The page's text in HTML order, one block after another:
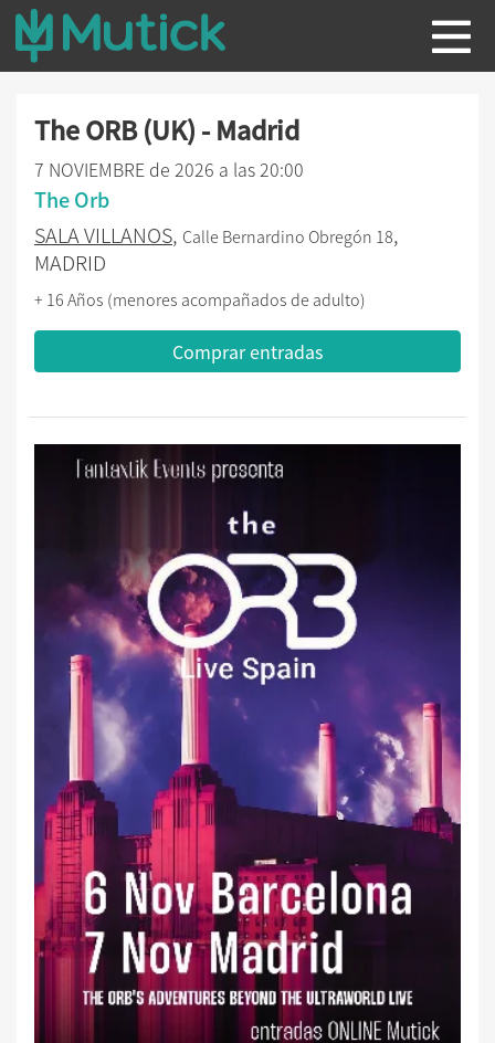
The ORB (UK) - Madrid
7 NOVIEMBRE de 2026 a las 20:00
The Orb
SALA VILLANOS, Calle Bernardino Obregón 18,
MADRID
+ 16 Años (menores acompañados de adulto)
Comprar entradas